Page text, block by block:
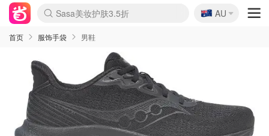
lululemon折扣上新
Sasa美妆护肤3.5折
SSENSE年中2.5折
FreshBeauty好价汇总
Cettire降价+叠9折
WWS Coles超市实拍
viagogo二手票捡漏
Myer超级周末
The Outnet奢牌1折起
David Jones 3折起
Flannels大牌1折
Perfumes Club护肤1折
AMIRO面罩$251
Amazon折扣汇总
eToro入金$200送$50
Amazon数码好物
ICONIC本周7.5折
ThedoubleF高奢地板价
Moose Knuckles 6折
丝芙兰5折起
EUFY摄像头$98
Selenichast首饰2折
Trip机票酒店促销
YSL送5件彩妆礼
Amazon家居好物
Amazon美妆护肤
雅漾大喷$8
过敏原检测盒$33
伊索独家赠50ml沐浴露
科颜氏高保湿面霜$29
SEALIFE海洋馆门票6折
丝塔芙大白罐$16
订阅Newsletter送香薰
Cult Beauty 6.8折
Harrods圣诞日历$525
LN-CC奢牌私促3折
d'Alba空姐喷雾$16
EVE LOM套装£56
Bernardelli独家4折
Adore Beauty 6折起
CT圣诞日历
Mytheresa奢品2.7折
Luxury Escapes 9折
Currentbody美容仪$881
MOON Garden Live
Roborock扫地机$649
Tingo Life水杯$24
Valentino官网5折
CR洗护套装$23
修丽可4件套$159
Myer彩妆2件7折
GANNI官网4.5折
Stylevana韩妆4折
Tessabit高奢8.5折
OGX洗发水$11
Amazon阿德莱德次日达
卡诗8.5折+赠礼
Philips Hue灯具8折
🇦🇺
AU
首页 服饰手袋 男鞋